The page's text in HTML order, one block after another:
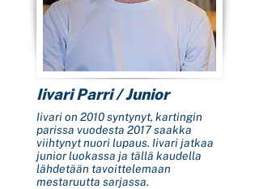
Iivari Parri / Junior
Iivari on 2010 syntynyt, kartingin
parissa vuodesta 2017 saakka
viihtynyt nuori lupaus. Iivari jatkaa
junior luokassa ja tällä kaudella
lähdetään tavoittelemaan
mestaruutta sarjassa.